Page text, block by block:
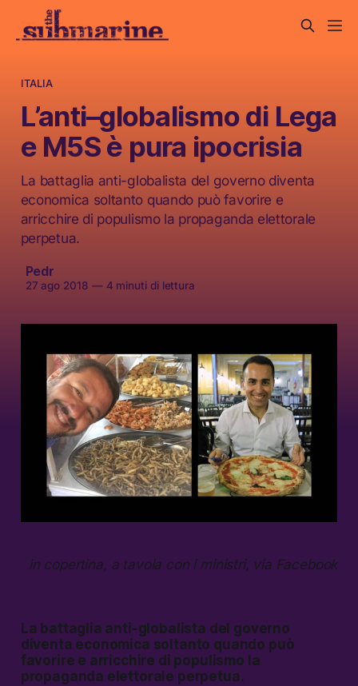
ITALIA
L’anti–globalismo di Lega
e M5S è pura ipocrisia
La battaglia anti-globalista del governo diventa
economica soltanto quando può favorire e
arricchire di populismo la propaganda elettorale
perpetua.
Pedr
27 ago 2018 —4 minuti di lettura
in copertina, a tavola con i ministri, via Facebook
La battaglia anti-globalista del governo
diventa economica soltanto quando può
favorire e arricchire di populismo la
propaganda elettorale perpetua.